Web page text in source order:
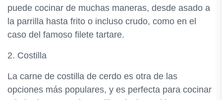
puede cocinar de muchas maneras, desde asado a
la parrilla hasta frito o incluso crudo, como en el
caso del famoso filete tartare.
2. Costilla
La carne de costilla de cerdo es otra de las
opciones más populares, y es perfecta para cocinar